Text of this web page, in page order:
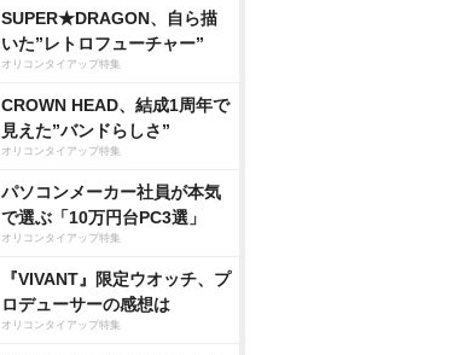
SUPER★DRAGON、自ら描
いた”レトロフューチャー”
オリコンタイアップ特集
CROWN HEAD、結成1周年で
見えた”バンドらしさ”
オリコンタイアップ特集
パソコンメーカー社員が本気
で選ぶ「10万円台PC3選」
オリコンタイアップ特集
『VIVANT』限定ウオッチ、プ
ロデューサーの感想は
オリコンタイアップ特集